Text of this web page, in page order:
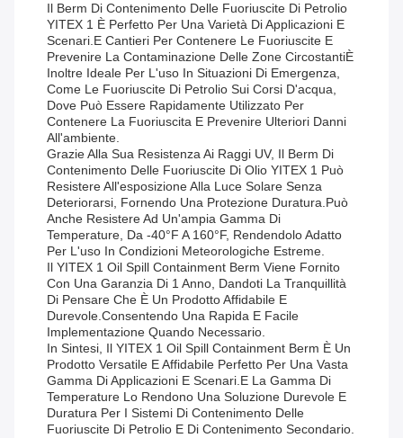
Il Berm Di Contenimento Delle Fuoriuscite Di Petrolio
YITEX 1 È Perfetto Per Una Varietà Di Applicazioni E
Scenari.e Cantieri Per Contenere Le Fuoriuscite E
Prevenire La Contaminazione Delle Zone CircostantiÈ
Inoltre Ideale Per L'uso In Situazioni Di Emergenza,
Come Le Fuoriuscite Di Petrolio Sui Corsi D'acqua,
Dove Può Essere Rapidamente Utilizzato Per
Contenere La Fuoriuscita E Prevenire Ulteriori Danni
All'ambiente.
Grazie Alla Sua Resistenza Ai Raggi UV, Il Berm Di
Contenimento Delle Fuoriuscite Di Olio YITEX 1 Può
Resistere All'esposizione Alla Luce Solare Senza
Deteriorarsi, Fornendo Una Protezione Duratura.Può
Anche Resistere Ad Un'ampia Gamma Di
Temperature, Da -40°F A 160°F, Rendendolo Adatto
Per L'uso In Condizioni Meteorologiche Estreme.
Il YITEX 1 Oil Spill Containment Berm Viene Fornito
Con Una Garanzia Di 1 Anno, Dandoti La Tranquillità
Di Pensare Che È Un Prodotto Affidabile E
Durevole.consentendo Una Rapida E Facile
Implementazione Quando Necessario.
In Sintesi, Il YITEX 1 Oil Spill Containment Berm È Un
Prodotto Versatile E Affidabile Perfetto Per Una Vasta
Gamma Di Applicazioni E Scenari.e La Gamma Di
Temperature Lo Rendono Una Soluzione Durevole E
Duratura Per I Sistemi Di Contenimento Delle
Fuoriuscite Di Petrolio E Di Contenimento Secondario.